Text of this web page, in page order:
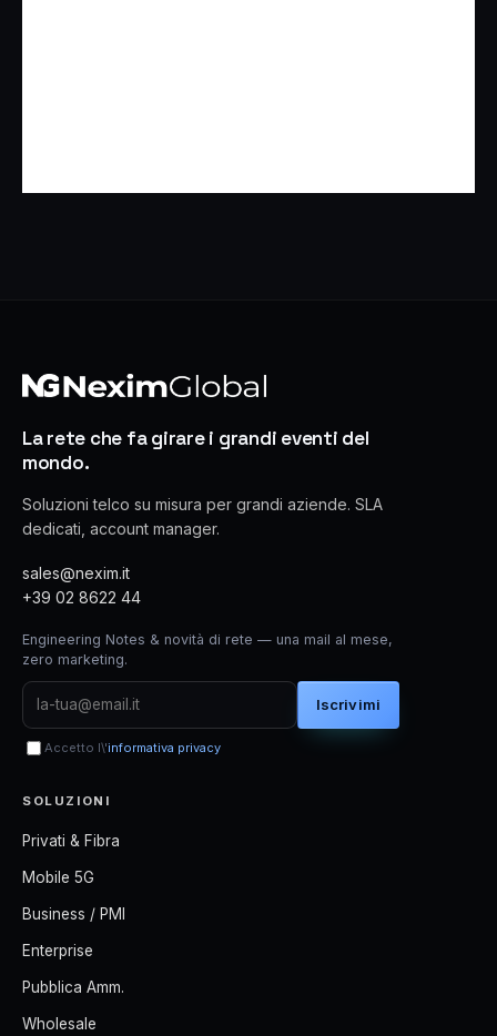
La rete che fa girare i grandi eventi del
mondo.
Soluzioni telco su misura per grandi aziende. SLA
dedicati, account manager.
sales@nexim.it
+39 02 8622 44
Engineering Notes & novità di rete — una mail al mese,
zero marketing.
Iscrivimi
Accetto l\'informativa privacy
SOLUZIONI
Privati & Fibra
Mobile 5G
Business / PMI
Enterprise
Pubblica Amm.
Wholesale